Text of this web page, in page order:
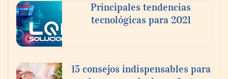
En el Día de la Cerveza, Grupo Modelo
mundo elige para reunirse: 7 de cada 10 la
Principales tendencias
tecnológicas para 2021
15 consejos indispensables para